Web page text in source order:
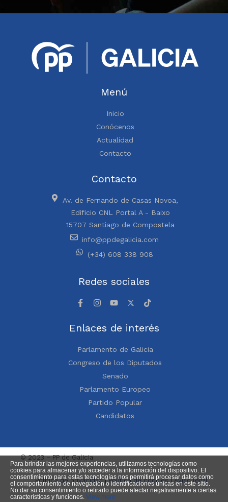
Menú
Inicio
Conócenos
Actualidad
Contacto
Contacto
Av. de Fernando de Casas Novoa,
Edificio CNL Portal A - Baixo
15707 Santiago de Compostela
info@ppdegalicia.com
(+34) 608 338 908
Redes sociales
Enlaces de interés
Parlamento de Galicia
Congreso de los Diputados
Senado
Parlamento Europeo
Partido Popular
Candidatos
© 2023 – PP de Galicia
Política de privacidad|Política de cookies|Aviso legal
Para brindar las mejores experiencias, utilizamos tecnologías como
cookies para almacenar y/o acceder a la información del dispositivo. El
consentimiento para estas tecnologías nos permitirá procesar datos como
el comportamiento de navegación o identificaciones únicas en este sitio.
No dar su consentimiento o retirarlo puede afectar negativamente a ciertas
características y funciones. View more